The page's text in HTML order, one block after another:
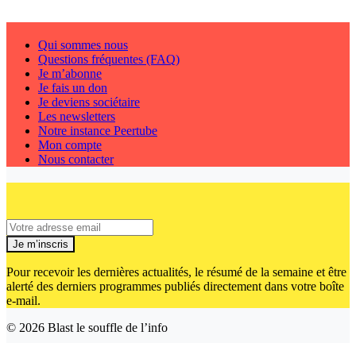
Qui sommes nous
Questions fréquentes (FAQ)
Je m’abonne
Je fais un don
Je deviens sociétaire
Les newsletters
Notre instance Peertube
Mon compte
Nous contacter
Je m’inscris
Pour recevoir les dernières actualités, le résumé de la semaine et être
alerté des derniers programmes publiés directement dans votre boîte
e-mail.
© 2026 Blast le souffle de l’info